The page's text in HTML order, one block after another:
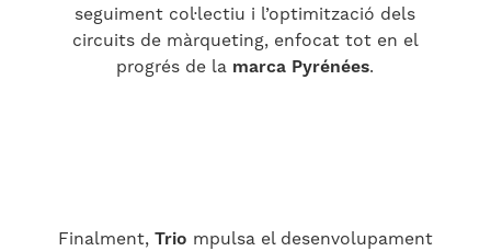
seguiment col·lectiu i l’optimització dels
circuits de màrqueting, enfocat tot en el
progrés de la marca Pyrénées.
Finalment, Trio mpulsa el desenvolupament